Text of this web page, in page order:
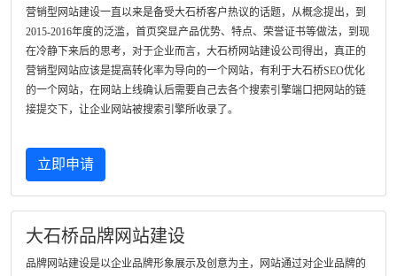
营销型网站建设一直以来是备受大石桥客户热议的话题，从概念提出，到
2015-2016年度的泛滥，首页突显产品优势、特点、荣誉证书等做法，到现
在冷静下来后的思考，对于企业而言，大石桥网站建设公司得出，真正的
营销型网站应该是提高转化率为导向的一个网站，有利于大石桥SEO优化
的一个网站，在网站上线确认后需要自己去各个搜索引擎端口把网站的链
接提交下，让企业网站被搜索引擎所收录了。
立即申请
大石桥品牌网站建设
品牌网站建设是以企业品牌形象展示及创意为主，网站通过对企业品牌的